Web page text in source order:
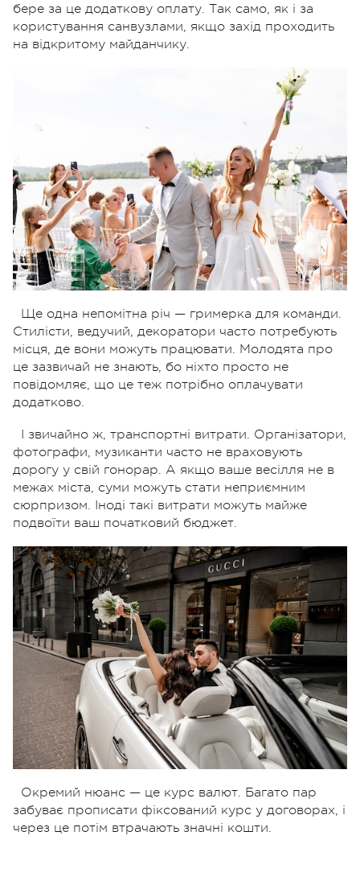
бере за це додаткову оплату. Так само, як і за
користування санвузлами, якщо захід проходить
на відкритому майданчику.
Ще одна непомітна річ — гримерка для команди.
Стилісти, ведучий, декоратори часто потребують
місця, де вони можуть працювати. Молодята про
це зазвичай не знають, бо ніхто просто не
повідомляє, що це теж потрібно оплачувати
додатково.
І звичайно ж, транспортні витрати. Організатори,
фотографи, музиканти часто не враховують
дорогу у свій гонорар. А якщо ваше весілля не в
межах міста, суми можуть стати неприємним
сюрпризом. Іноді такі витрати можуть майже
подвоїти ваш початковий бюджет.
Окремий нюанс — це курс валют. Багато пар
забуває прописати фіксований курс у договорах, і
через це потім втрачають значні кошти.